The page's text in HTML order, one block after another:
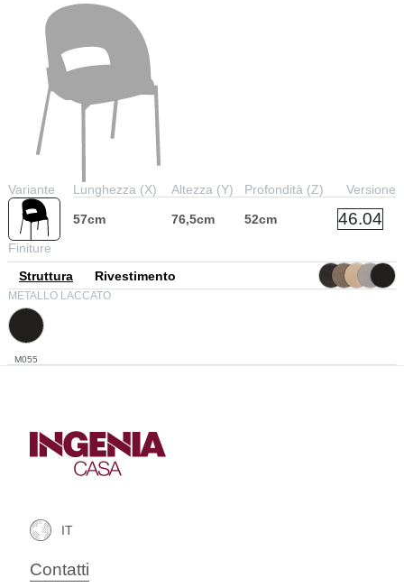
Variante Lunghezza (X) Altezza (Y) Profondità (Z) Versione
57cm 76,5cm 52cm 46.04
Finiture
Struttura
Rivestimento
METALLO LACCATO
M055
Contatti